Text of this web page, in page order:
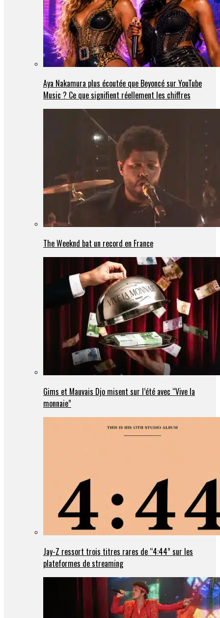
Aya Nakamura plus écoutée que Beyoncé sur YouTube
Music ? Ce que signifient réellement les chiffres
The Weeknd bat un record en France
Gims et Mauvais Djo misent sur l’été avec “Vive la
monnaie”
Jay-Z ressort trois titres rares de “4:44” sur les
plateformes de streaming